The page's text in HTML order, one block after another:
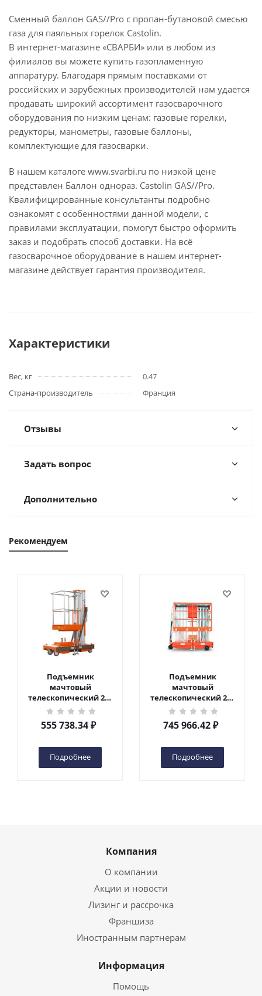
Cменный баллон GAS//Pro с пропан-бутановой смесью
газа для паяльных горелок Castolin.
В интернет-магазине «СВАРБИ» или в любом из
филиалов вы можете купить газопламенную
аппаратуру. Благодаря прямым поставками от
российских и зарубежных производителей нам удаётся
продавать широкий ассортимент газосварочного
оборудования по низким ценам: газовые горелки,
редукторы, манометры, газовые баллоны,
комплектующие для газосварки.
В нашем каталоге www.svarbi.ru по низкой цене
представлен Баллон однораз. Castolin GAS//Pro.
Квалифицированные консультанты подробно
ознакомят с особенностями данной модели, с
правилами эксплуатации, помогут быстро оформить
заказ и подобрать способ доставки. На всё
газосварочное оборудование в нашем интернет-
магазине действует гарантия производителя.
Характеристики
Вес, кг
0.47
Страна-производитель
Франция
Отзывы
Задать вопрос
Дополнительно
Рекомендуем
Подъемник
мачтовый
телескопический 200
кг 6 м TOR GTWY6-200S
DC 2-мачтовый
(автономный) (G) в
555 738.34₽
Подробнее
Подъемник
мачтовый
телескопический 200
кг 10 м TOR GTWY10-
200S DC 2-мачтовый
(автономный) (N) в
745 966.42₽
Подробнее
Компания
О компании
Акции и новости
Лизинг и рассрочка
Франшиза
Иностранным партнерам
Информация
Помощь